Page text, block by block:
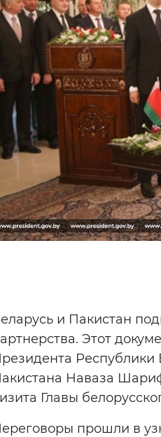
и Пакистан
Этот
Наваза
Главы
прошли в